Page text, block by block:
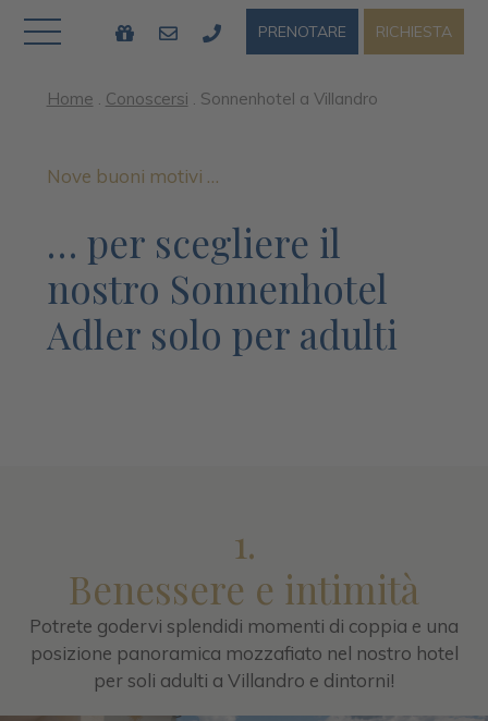
RICHIESTA
PRENOTARE
Home . Conoscersi . Sonnenhotel a Villandro
Nove buoni motivi …
… per scegliere il
nostro Sonnenhotel
Adler solo per adulti
1.
Benessere e intimità
Potrete godervi splendidi momenti di coppia e una
posizione panoramica mozzafiato nel nostro hotel
per soli adulti a Villandro e dintorni!